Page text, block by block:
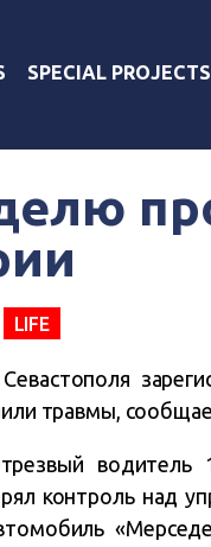
SPECIAL PROJECTS
LIFE
травмы,
водитель
контроль над